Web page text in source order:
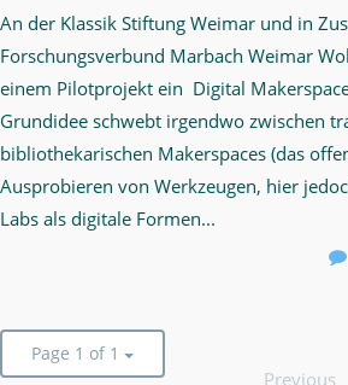
An der Klassik Stiftung Weimar und in
Forschungsverbund Marbach Weimar
einem Pilotprojekt ein Digital
Grundidee schwebt irgendwo zwischen
bibliothekarischen Makerspaces (das
Ausprobieren von Werkzeugen, hier
Labs als digitale Formen...
Page 1 of 1
Previous